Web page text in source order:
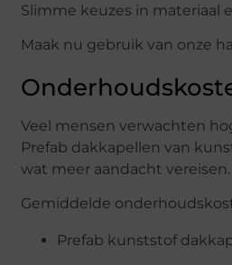
Slimme keuzes in materiaal
Maak nu gebruik van onze
Veel mensen verwachten
Prefab dakkapellen van
wat meer aandacht vereisen.
Gemiddelde
Prefab kunststof